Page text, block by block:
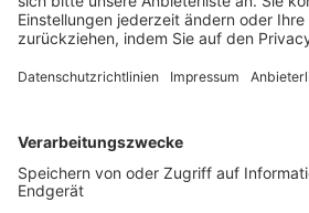
FOLGE DEM BFV
TOP-VEREINE